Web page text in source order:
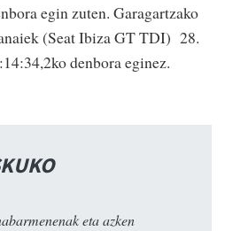
egin zuten. Garagartzako
(Seat Ibiza GT TDI) 28.
denbora eginez.
eta azken